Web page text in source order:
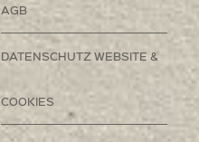
AGB
DATENSCHUTZ WEBSITE &
COOKIES